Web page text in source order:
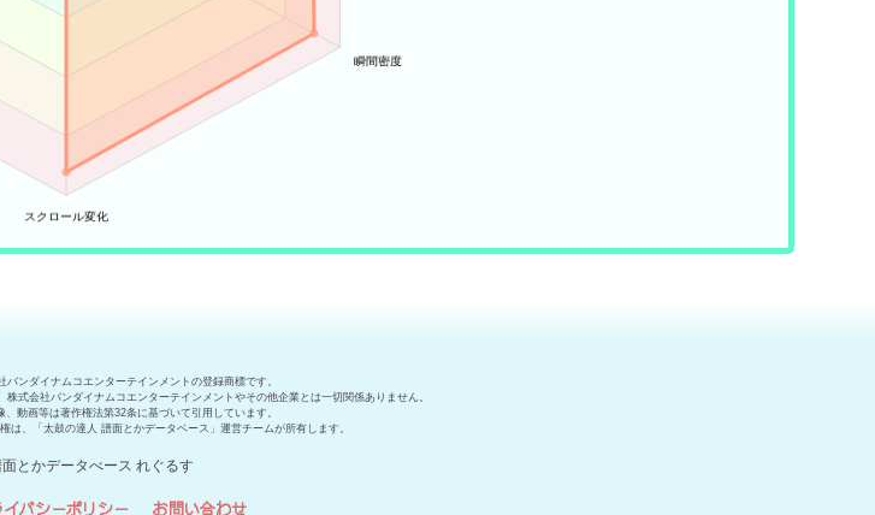
バンダイナムコエンターテインメントの登録商標です。
式会社バンダイナムコエンターテインメントやその他企業とは一切関係ありません。
動画等は著作権法第32条に基づいて引用しています。
は、「太鼓の達人 譜面とかデータベース」運営チームが所有します。
とかデータべース れぐるす
バシーポリシー お問い合わせ